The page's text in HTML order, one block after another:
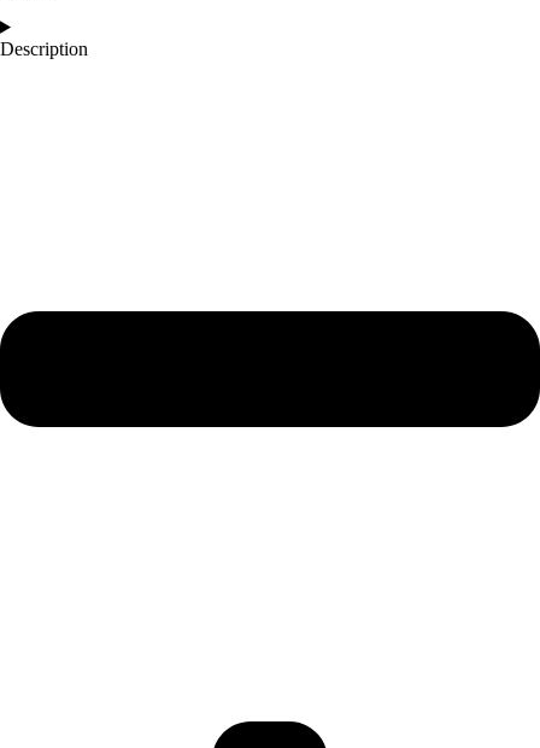
Description